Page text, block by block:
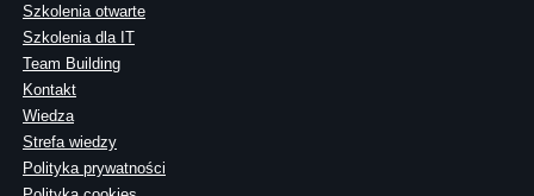
Szkolenia otwarte
Szkolenia dla IT
Team Building
Kontakt
Wiedza
Strefa wiedzy
Polityka prywatności